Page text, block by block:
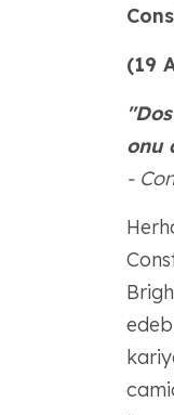
(19
onu
-